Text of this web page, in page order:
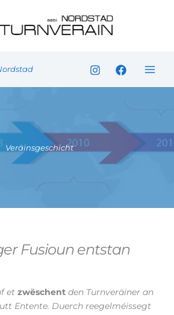
Veräinsgeschicht
Fusioun entstan
et zwëschent den Turnveräiner an
Entente. Duerch reegelméissegt